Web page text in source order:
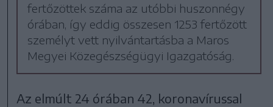
fertőzöttek száma az utóbbi huszonnégy
órában, így eddig összesen 1253 fertőzött
személyt vett nyilvántartásba a Maros
Megyei Közegészségügyi Igazgatóság.
Az elmúlt 24 órában 42, koronavírussal